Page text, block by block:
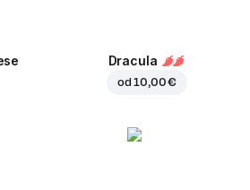
Dracula
od10,00 €